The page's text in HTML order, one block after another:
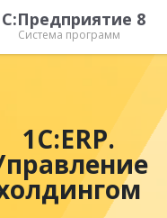
8
Система программ
1С:ERP.